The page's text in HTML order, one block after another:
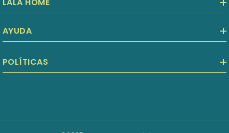
AYUDA
POLÍTICAS